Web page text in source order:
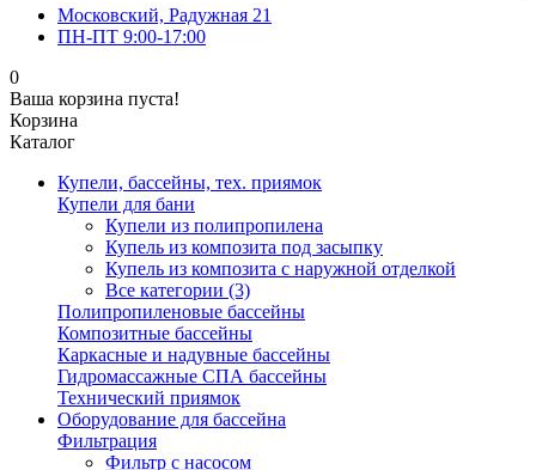
Московский, Радужная 21
ПН-ПТ 9:00-17:00
0
Ваша корзина пуста!
Корзина
Каталог
Купели, бассейны, тех. приямок
Купели для бани
Купели из полипропилена
Купель из композита под засыпку
Купель из композита с наружной отделкой
Все категории (3)
Полипропиленовые бассейны
Композитные бассейны
Каркасные и надувные бассейны
Гидромассажные СПА бассейны
Технический приямок
Оборудование для бассейна
Фильтрация
Фильтр с насосом